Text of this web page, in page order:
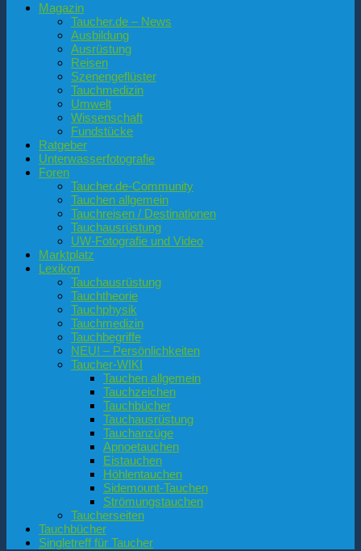
Magazin
Taucher.de – News
Ausbildung
Ausrüstung
Reisen
Szenengeflüster
Tauchmedizin
Umwelt
Wissenschaft
Fundstücke
Ratgeber
Unterwasserfotografie
Foren
Taucher.de-Community
Tauchen allgemein
Tauchreisen / Destinationen
Tauchausrüstung
UW-Fotografie und Video
Marktplatz
Lexikon
Tauchausrüstung
Tauchtheorie
Tauchphysik
Tauchmedizin
Tauchbegriffe
NEU! – Persönlichkeiten
Taucher-WIKI
Tauchen allgemein
Tauchzeichen
Tauchbücher
Tauchausrüstung
Tauchanzüge
Apnoetauchen
Eistauchen
Höhlentauchen
Sidemount-Tauchen
Strömungstauchen
Taucherseiten
Tauchbücher
Singletreff für Taucher